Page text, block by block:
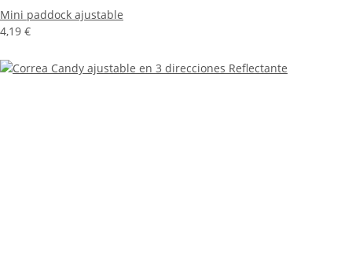
Mini paddock ajustable
4,19 €